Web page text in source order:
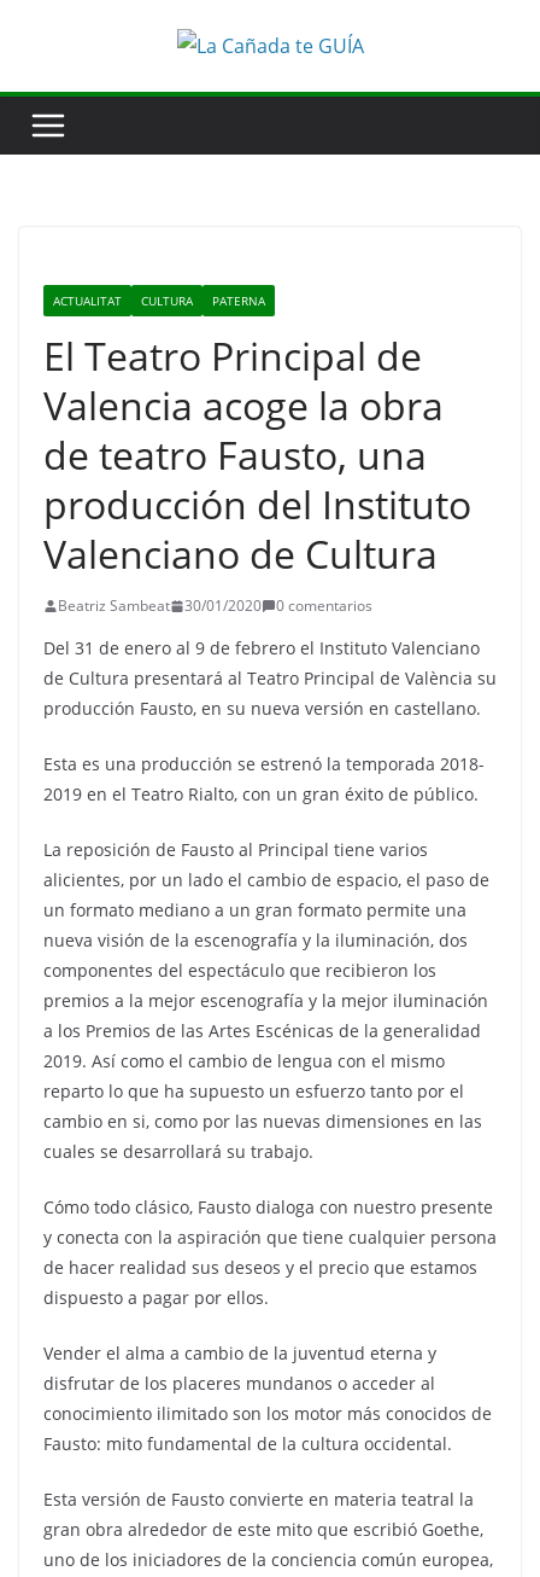
ACTUALITAT CULTURA PATERNA
El Teatro Principal de
Valencia acoge la obra
de teatro Fausto, una
producción del Instituto
Valenciano de Cultura
Beatriz Sambeat 30/01/2020 0 comentarios
Del 31 de enero al 9 de febrero el Instituto Valenciano
de Cultura presentará al Teatro Principal de València su
producción Fausto, en su nueva versión en castellano.
Esta es una producción se estrenó la temporada 2018-
2019 en el Teatro Rialto, con un gran éxito de público.
La reposición de Fausto al Principal tiene varios
alicientes, por un lado el cambio de espacio, el paso de
un formato mediano a un gran formato permite una
nueva visión de la escenografía y la iluminación, dos
componentes del espectáculo que recibieron los
premios a la mejor escenografía y la mejor iluminación
a los Premios de las Artes Escénicas de la generalidad
2019. Así como el cambio de lengua con el mismo
reparto lo que ha supuesto un esfuerzo tanto por el
cambio en si, como por las nuevas dimensiones en las
cuales se desarrollará su trabajo.
Cómo todo clásico, Fausto dialoga con nuestro presente
y conecta con la aspiración que tiene cualquier persona
de hacer realidad sus deseos y el precio que estamos
dispuesto a pagar por ellos.
Vender el alma a cambio de la juventud eterna y
disfrutar de los placeres mundanos o acceder al
conocimiento ilimitado son los motor más conocidos de
Fausto: mito fundamental de la cultura occidental.
Esta versión de Fausto convierte en materia teatral la
gran obra alrededor de este mito que escribió Goethe,
uno de los iniciadores de la conciencia común europea,